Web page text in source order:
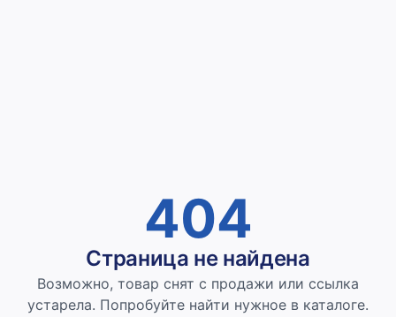
404
Страница не найдена
Возможно, товар снят с продажи или ссылка
устарела. Попробуйте найти нужное в каталоге.